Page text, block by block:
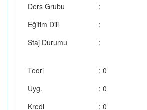
Ders Grubu
:
Eğitim Dili
:
Staj Durumu
:
Teori
: 0
Uyg.
: 0
Kredi
: 0